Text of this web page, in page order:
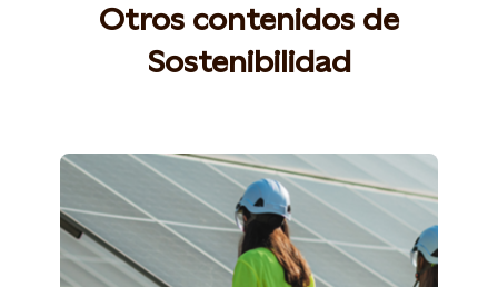
Otros contenidos de
Sostenibilidad